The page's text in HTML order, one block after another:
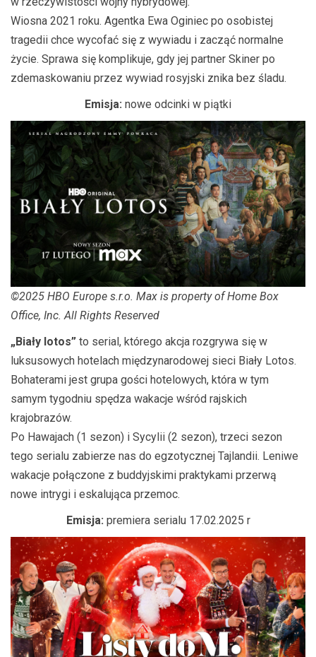
Wiosna 2021 roku. Agentka Ewa Oginiec po osobistej
tragedii chce wycofać się z wywiadu i zacząć normalne
życie. Sprawa się komplikuje, gdy jej partner Skiner po
zdemaskowaniu przez wywiad rosyjski znika bez śladu.
Emisja: nowe odcinki w piątki
©2025 HBO Europe s.r.o. Max is property of Home Box
Office, Inc. All Rights Reserved
„Biały lotos” to serial, którego akcja rozgrywa się w
luksusowych hotelach międzynarodowej sieci Biały Lotos.
Bohaterami jest grupa gości hotelowych, która w tym
samym tygodniu spędza wakacje wśród rajskich
krajobrazów.
Po Hawajach (1 sezon) i Sycylii (2 sezon), trzeci sezon
tego serialu zabierze nas do egzotycznej Tajlandii. Leniwe
wakacje połączone z buddyjskimi praktykami przerwą
nowe intrygi i eskalująca przemoc.
Emisja: premiera serialu 17.02.2025 r